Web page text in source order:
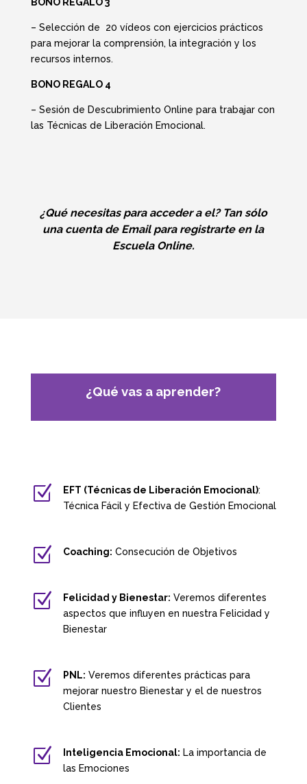
– Selección de 20 vídeos con ejercicios prácticos
para mejorar la comprensión, la integración y los
recursos internos.
BONO REGALO 4
– Sesión de Descubrimiento Online para trabajar con
las Técnicas de Liberación Emocional.
¿Qué necesitas para acceder a el? Tan sólo
una cuenta de Email para registrarte en la
Escuela Online.
¿Qué vas a aprender?
Z EFT (Técnicas de Liberación Emocional):
Técnica Fácil y Efectiva de Gestión Emocional
Z Coaching: Consecución de Objetivos
Z Felicidad y Bienestar: Veremos diferentes
aspectos que influyen en nuestra Felicidad y
Bienestar
Z PNL: Veremos diferentes prácticas para
mejorar nuestro Bienestar y el de nuestros
Clientes
Z Inteligencia Emocional: La importancia de
las Emociones